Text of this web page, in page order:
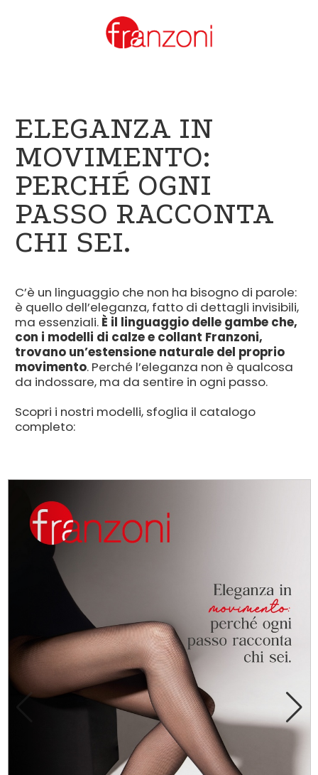
ELEGANZA IN
MOVIMENTO:
PERCHÉ OGNI
PASSO RACCONTA
CHI SEI.
C’è un linguaggio che non ha bisogno di parole:
è quello dell’eleganza, fatto di dettagli invisibili,
ma essenziali. È il linguaggio delle gambe che,
con i modelli di calze e collant Franzoni,
trovano un’estensione naturale del proprio
movimento. Perché l’eleganza non è qualcosa
da indossare, ma da sentire in ogni passo.
Scopri i nostri modelli, sfoglia il catalogo
completo: